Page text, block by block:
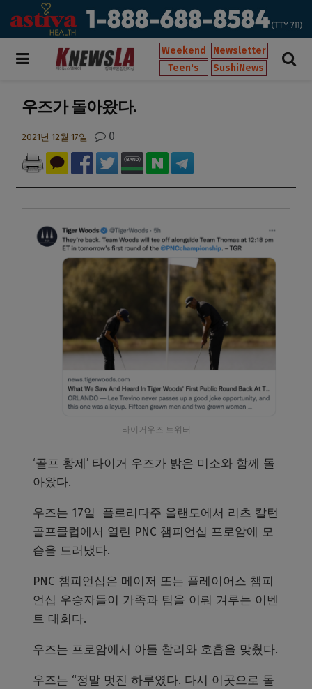
Weekend
Newsletter
Teen's
SushiNews
우즈가 돌아왔다.
2021년 12월 17일 0
타이거우즈 트위터
‘골프 황제’ 타이거 우즈가 밝은 미소와 함께 돌
아왔다.
우즈는 17일 플로리다주 올랜도에서 리츠 칼턴
골프클럽에서 열린 PNC 챔피언십 프로암에 모
습을 드러냈다.
PNC 챔피언십은 메이저 또는 플레이어스 챔피
언십 우승자들이 가족과 팀을 이뤄 겨루는 이벤
트 대회다.
우즈는 프로암에서 아들 찰리와 호흡을 맞췄다.
우즈는 “정말 멋진 하루였다. 다시 이곳으로 돌